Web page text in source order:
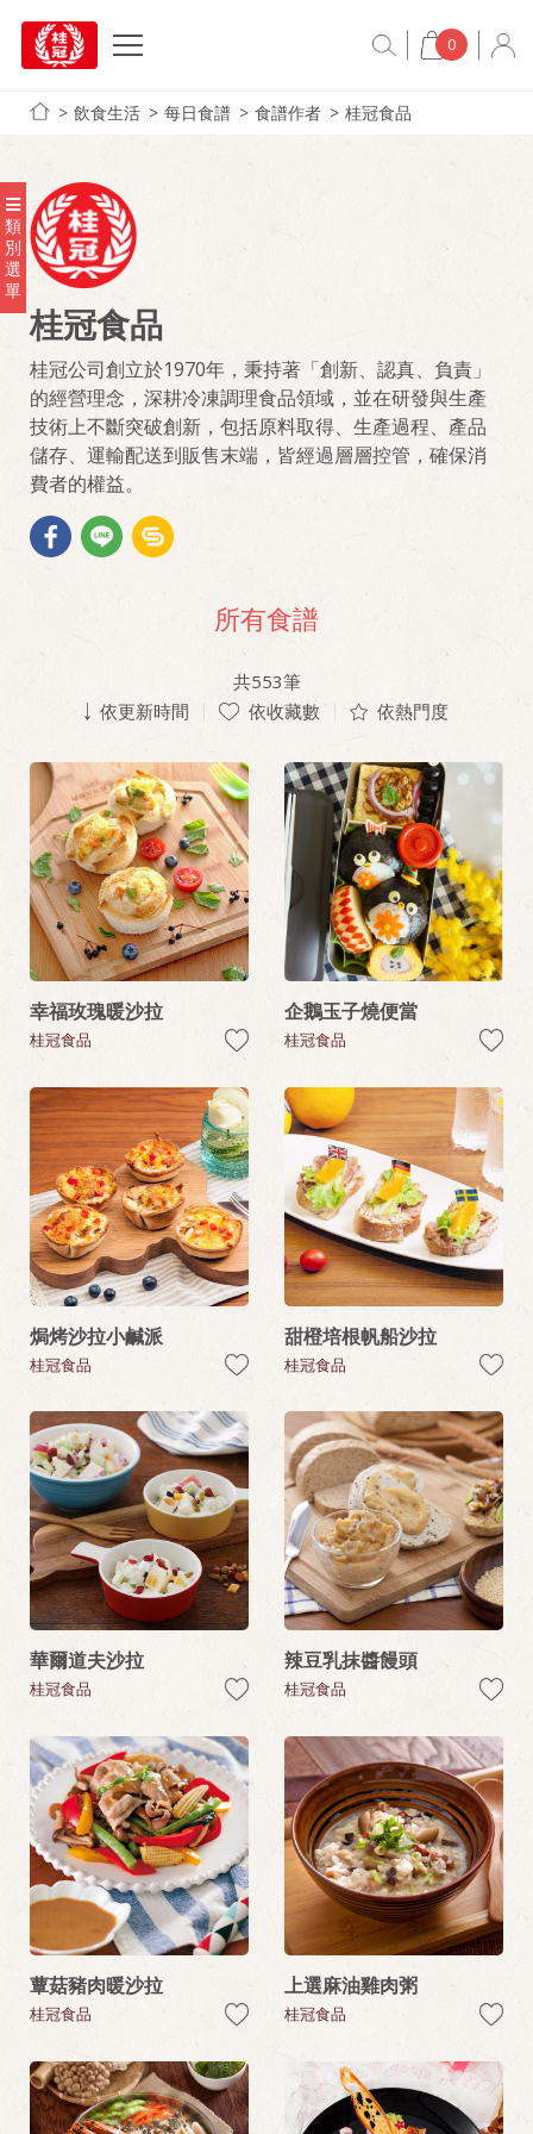
0
飲食生活 每日食譜 食譜作者 桂冠食品
類
別
選
單
桂冠食品
桂冠公司創立於1970年，秉持著「創新、認真、負責」
的經營理念，深耕冷凍調理食品領域，並在研發與生產
技術上不斷突破創新，包括原料取得、生產過程、產品
儲存、運輸配送到販售末端，皆經過層層控管，確保消
費者的權益。
所有食譜
共553筆
依更新時間
依收藏數 依熱門度
幸福玫瑰暖沙拉
桂冠食品
企鵝玉子燒便當
桂冠食品
焗烤沙拉小鹹派
桂冠食品
甜橙培根帆船沙拉
桂冠食品
華爾道夫沙拉
桂冠食品
辣豆乳抹醬饅頭
桂冠食品
蕈菇豬肉暖沙拉
桂冠食品
上選麻油雞肉粥
桂冠食品